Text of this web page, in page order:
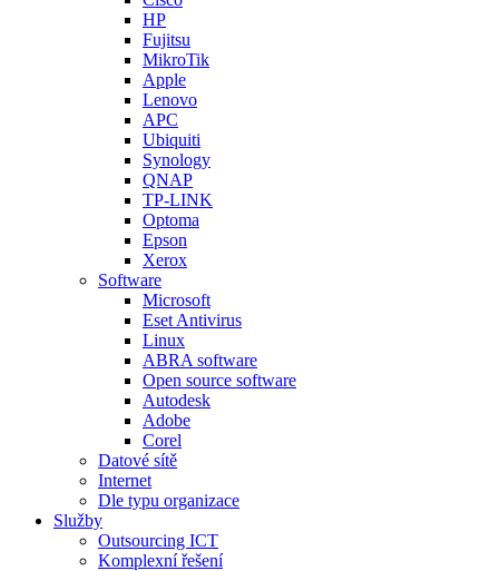
HP
Fujitsu
MikroTik
Apple
Lenovo
APC
Ubiquiti
Synology
QNAP
TP-LINK
Optoma
Epson
Xerox
Software
Microsoft
Eset Antivirus
Linux
ABRA software
Open source software
Autodesk
Adobe
Corel
Datové sítě
Internet
Dle typu organizace
Služby
Outsourcing ICT
Komplexní řešení